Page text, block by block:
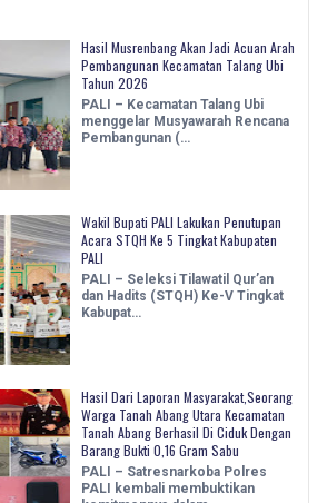
Hasil Musrenbang Akan Jadi Acuan Arah
Pembangunan Kecamatan Talang Ubi
Tahun 2026
PALI – Kecamatan Talang Ubi
menggelar Musyawarah Rencana
Pembangunan (…
Wakil Bupati PALI Lakukan Penutupan
Acara STQH Ke 5 Tingkat Kabupaten
PALI
PALI – Seleksi Tilawatil Qur’an
dan Hadits (STQH) Ke-V Tingkat
Kabupat…
Hasil Dari Laporan Masyarakat,Seorang
Warga Tanah Abang Utara Kecamatan
Tanah Abang Berhasil Di Ciduk Dengan
Barang Bukti 0,16 Gram Sabu
PALI – Satresnarkoba Polres
PALI kembali membuktikan